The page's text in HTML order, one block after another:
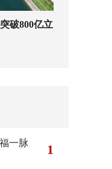
破800亿立
一脉
1